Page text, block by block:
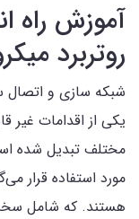
آموزش راه
روتربرد
شبکه سازی و اتصال
یکی از اقدامات غیر
مختلف تبدیل شده
مورد استفاده قرار
هستند. که شامل سخت